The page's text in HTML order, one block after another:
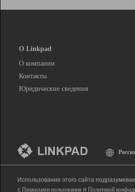
О Linkpad
О компании
Контакты
Юридические сведения
Использование этого сайта
с Правилами пользования и Политикой